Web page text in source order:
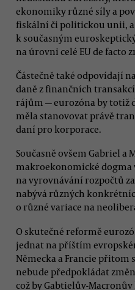
ekonomiky různé síly a
fiskální či politickou unii,
k současným
na úrovni celé EU de facto
Částečně také odpovídají
daně z finančních
rájům — eurozóna by totiž
měla stanovovat právě
daní pro korporace.
Současně ovšem Gabriel
makroekonomické dogma
na vyrovnávání rozpočtů
nabývá různých
o různé variace na
O skutečné reformě
jednat na příštím
Německa a Francie
nebude předpokládat
což by Gabtielův-